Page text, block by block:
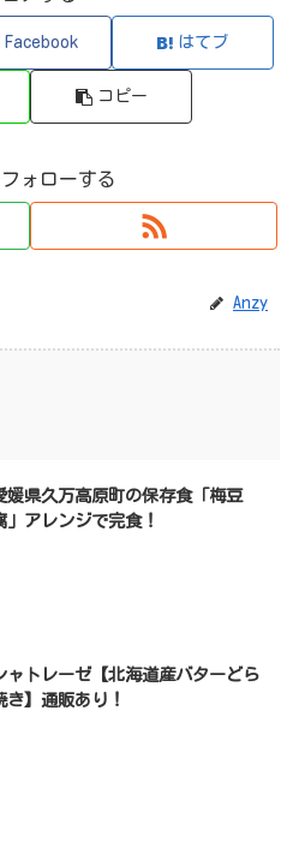
Facebook はてブ
コピー
ォローする
Anzy
媛県久万高原町の保存食「梅豆
」アレンジで完食！
ャトレーゼ【北海道産バターどら
き】通販あり！